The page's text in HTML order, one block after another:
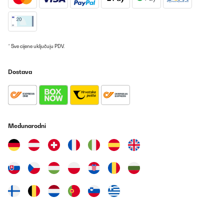
* Sve cijene uključuju PDV.
Dostava
Međunarodni